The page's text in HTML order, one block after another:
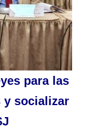
para las
y socializar